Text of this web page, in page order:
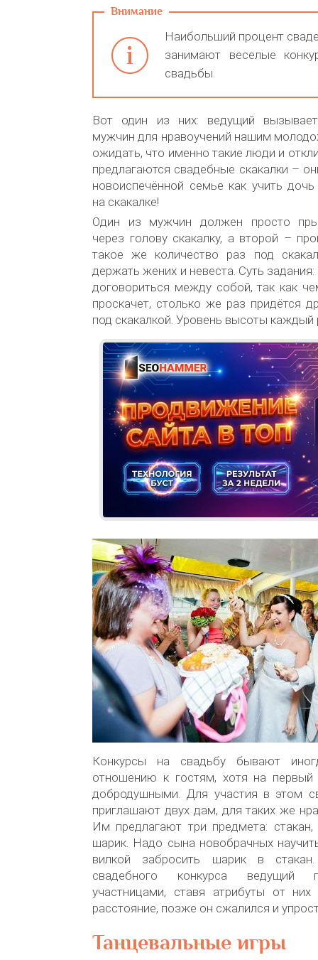
Наибольший процент
занимают веселые
свадьбы.
Вот один из них: ведущий
мужчин для нравоучений нашим
ожидать, что именно такие люди и
предлагаются свадебные скакалки –
новоиспечённой семье как учить дочь
на скакалке!
Один из мужчин должен просто
через голову скакалку, а второй –
такое же количество раз под
держать жених и невеста. Суть
договориться между собой, так как
проскачет, столько же раз придётся
под скакалкой. Уровень высоты каждый
Конкурсы на свадьбу бывают
отношению к гостям, хотя на первый
добродушными. Для участия в этом
приглашают двух дам, для таких же
Им предлагают три предмета: стакан,
шарик. Надо сына новобрачных
вилкой забросить шарик в
свадебного конкурса ведущий
участницами, ставя атрибуты от
расстояние, позже он сжалился и
Танцевальные игры